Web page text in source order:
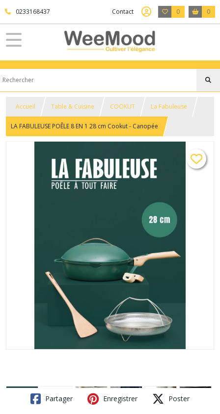
0233168437 Contact 0 0
Accueil Table & Cuisine COOKUT La Fabuleuse
LA FABULEUSE POÊLE 8 EN 1 28 cm Cookut - Canopée
Partager Enregistrer Poster